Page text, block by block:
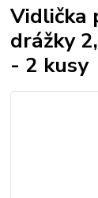
Vidlička
drážky
- 2 kusy